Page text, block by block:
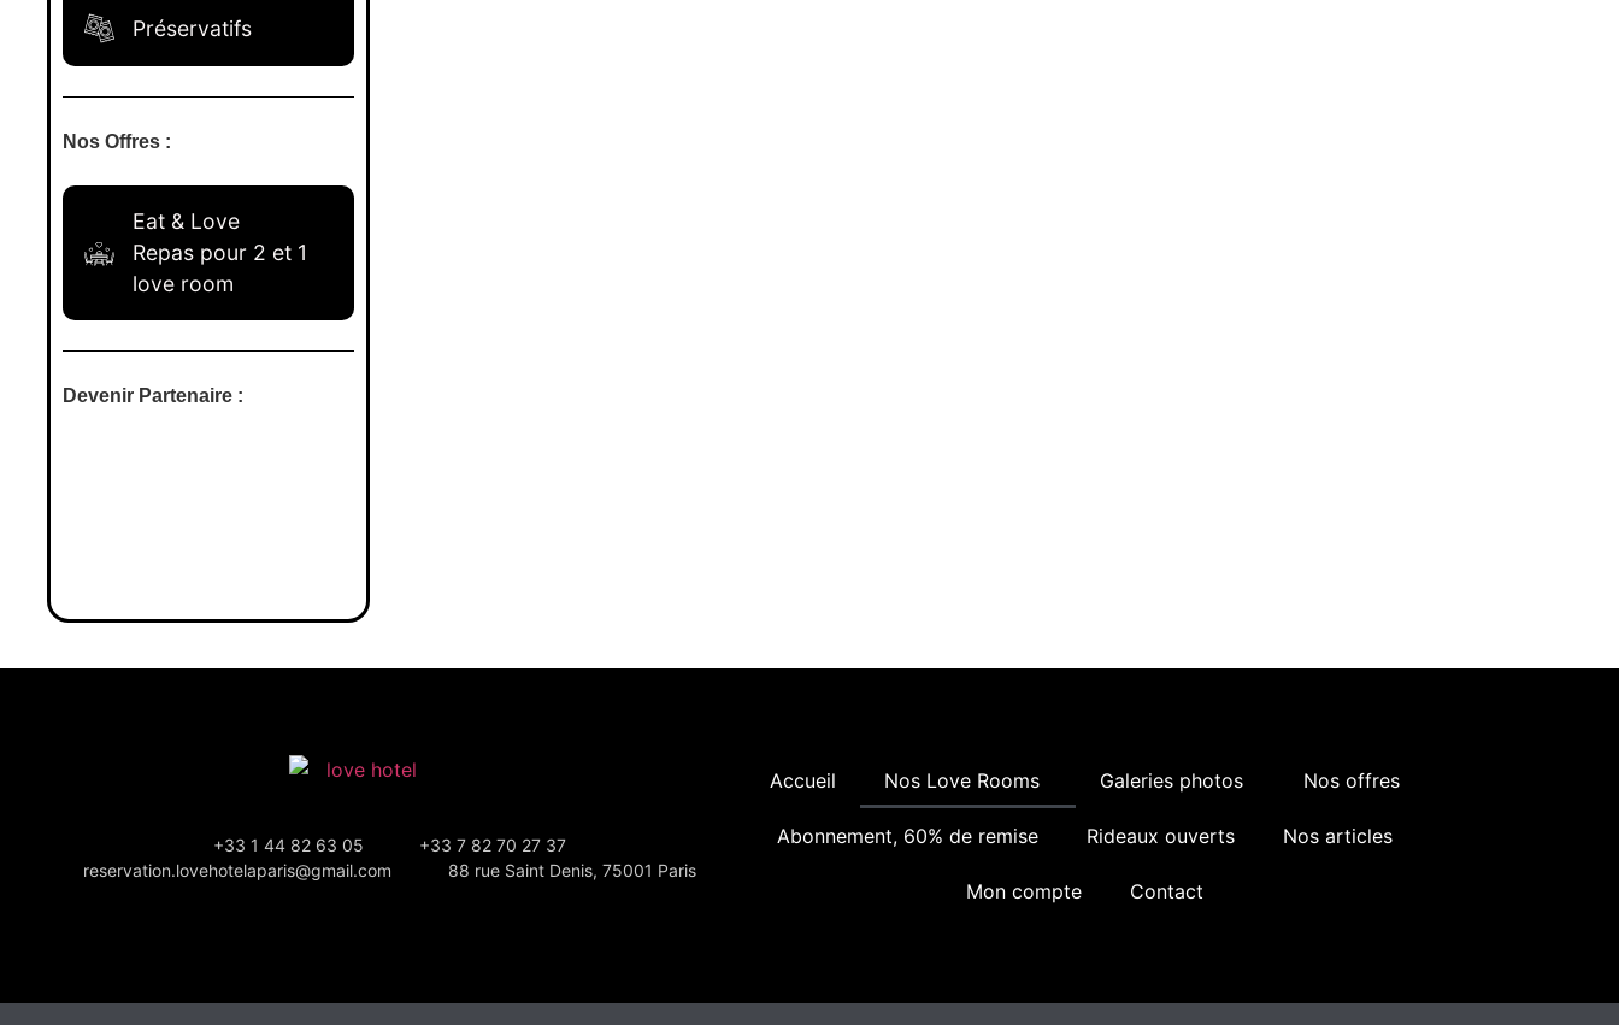
Préservatifs
Nos Offres :
Eat & Love
Repas pour 2 et 1
love room
Devenir Partenaire :
+33 1 44 82 63 05
+33 7 82 70 27 37
reservation.lovehotelaparis@gmail.com
88 rue Saint Denis, 75001 Paris
Accueil Nos Love Rooms Galeries photos Nos offres
Abonnement, 60% de remise Rideaux ouverts Nos articles
Mon compte Contact